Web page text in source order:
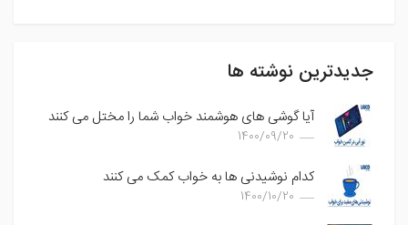
جدیدترین نوشته ها
آیا گوشی های هوشمند خواب شما را مختل می کنند
1400/09/20
کدام نوشیدنی ها به خواب کمک می کنند
1400/10/20